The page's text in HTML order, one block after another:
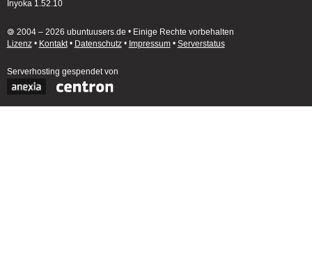
Inyoka 1.52.10
🄯 2004 – 2026 ubuntuusers.de • Einige Rechte vorbehalten
Lizenz• Kontakt• Datenschutz• Impressum• Serverstatus
Serverhosting gespendet von